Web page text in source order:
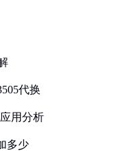
代换
用分析
多少